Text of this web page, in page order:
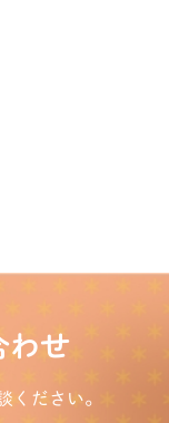
わせ
ください。